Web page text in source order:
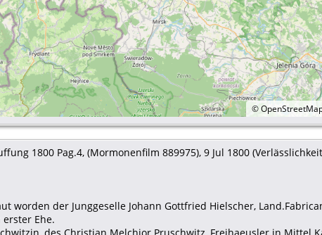
©
1800 Pag.4, (Mormonenfilm 889975), 9 Jul 1800
worden der Junggeselle Johann Gottfried Hielscher,
Ehe.
des Christian Melchior Pruschwitz, Freihaeusler in Mittel